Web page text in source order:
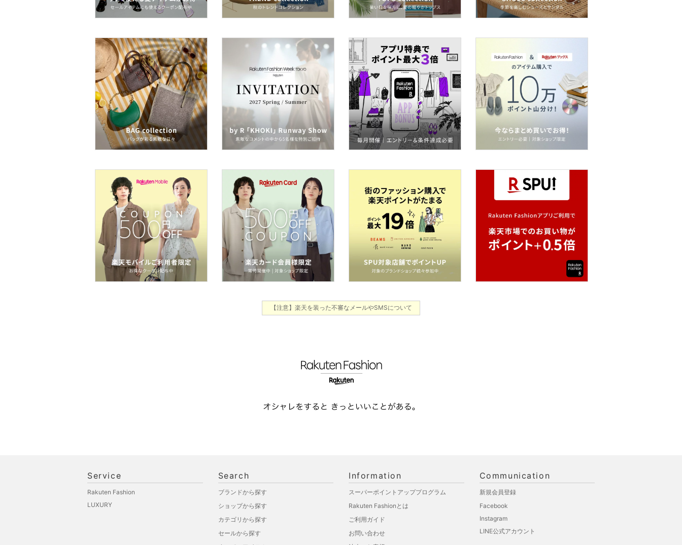
ボディケア・オーラルケ
ア
ヘアケア
フレグランス
メイク道具・美容器具
コフレ・キット・セット
食器・調理器具・キッチ
ン用品
インテリア・生活雑貨
スマホグッズ・オーディ
オ機器
スポーツ・アウトドア用
品
文房具
【注意】楽天を装った不審なメールやSMSについて
Service
Rakuten Fashion
LUXURY
Search
ブランドから探す
ショップから探す
カテゴリから探す
セールから探す
Information
スーパーポイントアッププログラム
Rakuten Fashionとは
ご利用ガイド
お問い合わせ
Communication
新規会員登録
Facebook
Instagram
LINE公式アカウント